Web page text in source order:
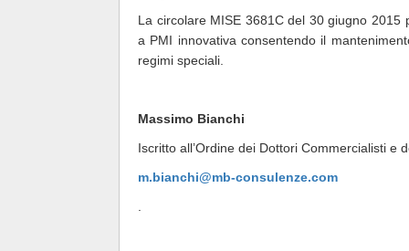
La circolare MISE 3681C del 30 giugno
a PMI innovativa consentendo il
regimi speciali.
Massimo Bianchi
Iscritto all’Ordine dei Dottori Commercialisti e
m.bianchi@mb-consulenze.com